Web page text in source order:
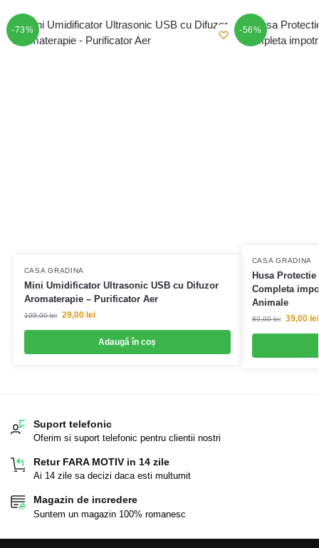
-73%
CASA GRADINA
Mini Umidificator Ultrasonic USB cu Difuzor
Aromaterapie – Purificator Aer
109,00lei 29,00 lei
Adaugă în coș
-56%
CASA GRADINA
Husa
Completa
Animale
89,00lei 39,00 lei
Suport telefonic
Oferim si suport telefonic pentru clientii nostri
Retur FARA MOTIV in 14 zile
Ai 14 zile sa decizi daca esti multumit
Magazin de incredere
Suntem un magazin 100% romanesc